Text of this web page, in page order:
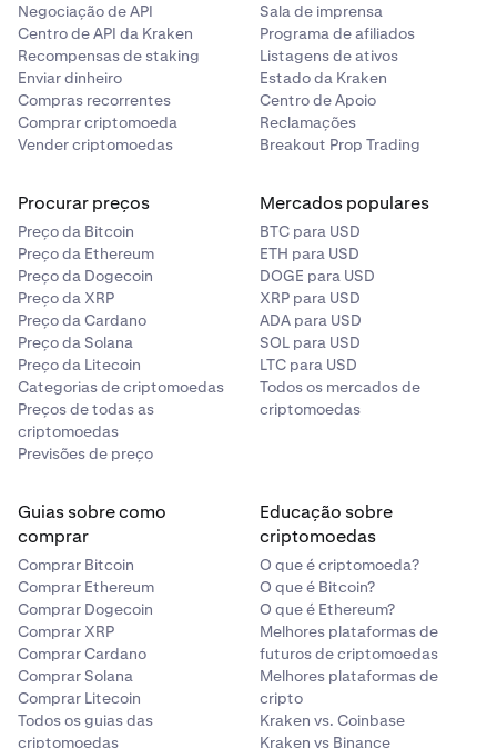
Negociação de API
Centro de API da Kraken
Recompensas de staking
Enviar dinheiro
Compras recorrentes
Comprar criptomoeda
Vender criptomoedas
Sala de imprensa
Programa de afiliados
Listagens de ativos
Estado da Kraken
Centro de Apoio
Reclamações
Breakout Prop Trading
Procurar preços
Preço da Bitcoin
Preço da Ethereum
Preço da Dogecoin
Preço da XRP
Preço da Cardano
Preço da Solana
Preço da Litecoin
Categorias de criptomoedas
Preços de todas as
criptomoedas
Previsões de preço
Mercados populares
BTC para USD
ETH para USD
DOGE para USD
XRP para USD
ADA para USD
SOL para USD
LTC para USD
Todos os mercados de
criptomoedas
Guias sobre como
comprar
Comprar Bitcoin
Comprar Ethereum
Comprar Dogecoin
Comprar XRP
Comprar Cardano
Comprar Solana
Comprar Litecoin
Todos os guias das
criptomoedas
Educação sobre
criptomoedas
O que é criptomoeda?
O que é Bitcoin?
O que é Ethereum?
Melhores plataformas de
futuros de criptomoedas
Melhores plataformas de
cripto
Kraken vs. Coinbase
Kraken vs Binance